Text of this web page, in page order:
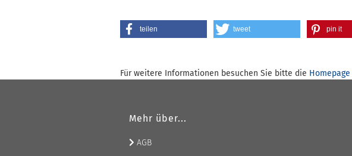
teilen tweet pin it
Für weitere Informationen besuchen Sie bitte die Homepage
Mehr über...
AGB